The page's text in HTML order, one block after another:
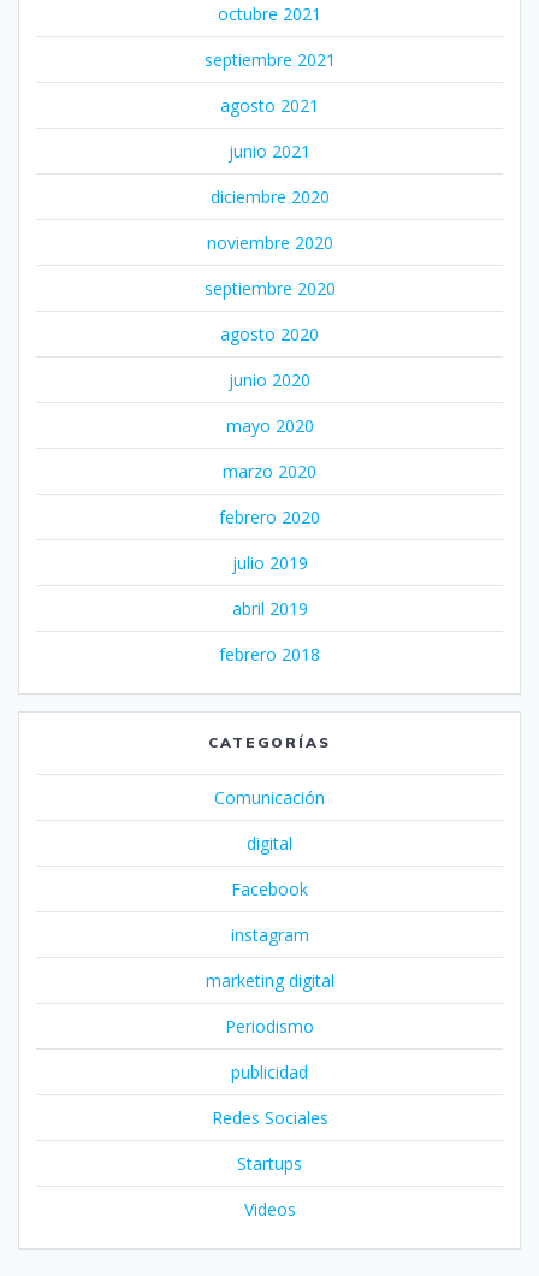
octubre 2021
septiembre 2021
agosto 2021
junio 2021
diciembre 2020
noviembre 2020
septiembre 2020
agosto 2020
junio 2020
mayo 2020
marzo 2020
febrero 2020
julio 2019
abril 2019
febrero 2018
CATEGORÍAS
Comunicación
digital
Facebook
instagram
marketing digital
Periodismo
publicidad
Redes Sociales
Startups
Videos